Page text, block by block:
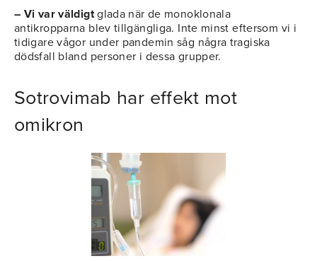
– Vi var väldigtglada när de monoklonala
antikropparna blev tillgängliga. Inte minst eftersom vi i
tidigare vågor under pandemin såg några tragiska
dödsfall bland personer i dessa grupper.
Sotrovimab har effekt mot
omikron